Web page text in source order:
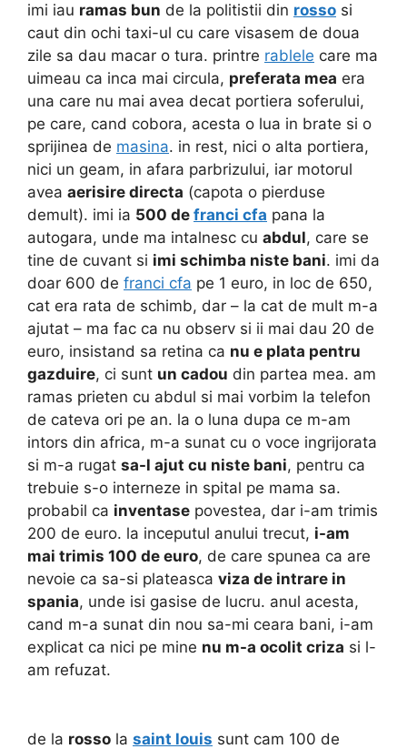
imi iau ramas bun de la politistii din rosso si
caut din ochi taxi-ul cu care visasem de doua
zile sa dau macar o tura. printre rablele care ma
uimeau ca inca mai circula, preferata mea era
una care nu mai avea decat portiera soferului,
pe care, cand cobora, acesta o lua in brate si o
sprijinea de masina. in rest, nici o alta portiera,
nici un geam, in afara parbrizului, iar motorul
avea aerisire directa (capota o pierduse
demult). imi ia 500 de franci cfa pana la
autogara, unde ma intalnesc cu abdul, care se
tine de cuvant si imi schimba niste bani. imi da
doar 600 de franci cfa pe 1 euro, in loc de 650,
cat era rata de schimb, dar – la cat de mult m-a
ajutat – ma fac ca nu observ si ii mai dau 20 de
euro, insistand sa retina ca nu e plata pentru
gazduire, ci sunt un cadou din partea mea. am
ramas prieten cu abdul si mai vorbim la telefon
de cateva ori pe an. la o luna dupa ce m-am
intors din africa, m-a sunat cu o voce ingrijorata
si m-a rugat sa-l ajut cu niste bani, pentru ca
trebuie s-o interneze in spital pe mama sa.
probabil ca inventase povestea, dar i-am trimis
200 de euro. la inceputul anului trecut, i-am
mai trimis 100 de euro, de care spunea ca are
nevoie ca sa-si plateasca viza de intrare in
spania, unde isi gasise de lucru. anul acesta,
cand m-a sunat din nou sa-mi ceara bani, i-am
explicat ca nici pe mine nu m-a ocolit criza si l-
am refuzat.
de la rosso la saint louis sunt cam 100 de